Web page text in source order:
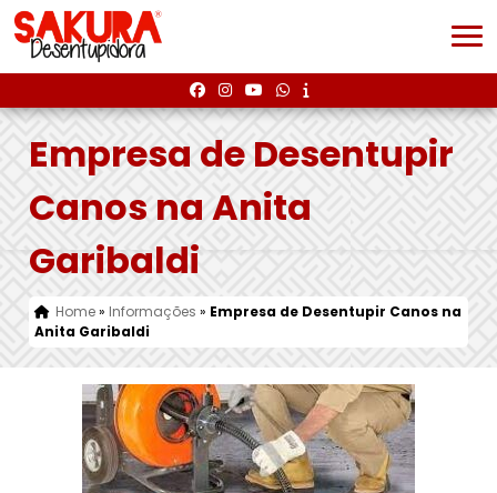
Empresa de Desentupir
Canos na Anita
Garibaldi
Home» Informações » Empresa de Desentupir Canos na
Anita Garibaldi